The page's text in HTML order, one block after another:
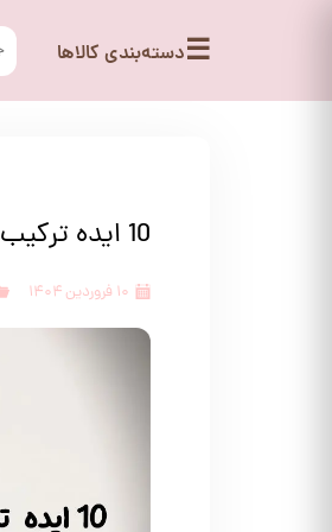
☰دسته‌بندی کالاها
10 ایده ترکیب رنگ کوسن برای مبل سلطنتی
۱۰ فروردین ۱۴۰۴